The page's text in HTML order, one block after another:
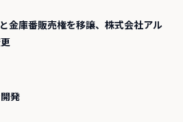
金庫番販売権を移譲、株式会社アル
発